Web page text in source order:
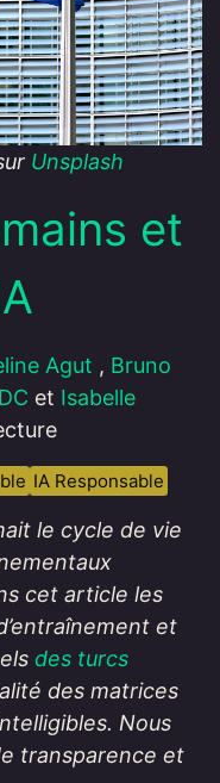
Unsplash
et
Agut , Bruno
et Isabelle
IA Responsable
le cycle de vie
cet article les
et
des turcs
des matrices
Nous
transparence et